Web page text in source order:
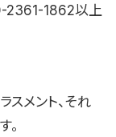
1862以上
スメント、それ
。